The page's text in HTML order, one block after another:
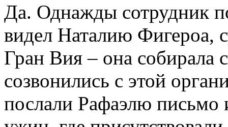
Да. Однажды сотрудник
видел Наталию Фигероа,
Гран Вия – она собирала
созвонились с этой
послали Рафаэлю письмо